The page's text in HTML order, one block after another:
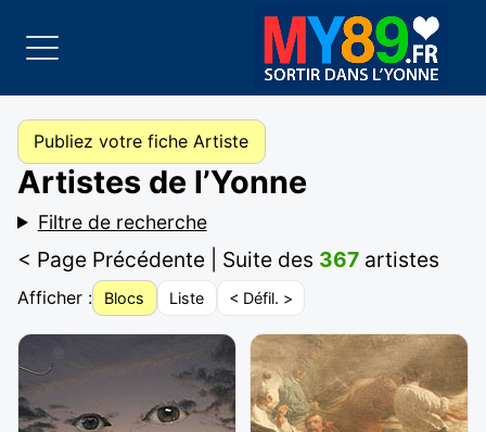
Publiez votre fiche Artiste
Artistes de l’Yonne
Filtre de recherche
< Page Précédente | Suite des 367 artistes
Afficher : Blocs Liste < Défil. >